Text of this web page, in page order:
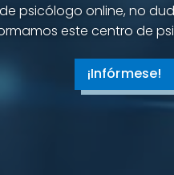
psicólogo online, no
este centro de
¡Infórmese!